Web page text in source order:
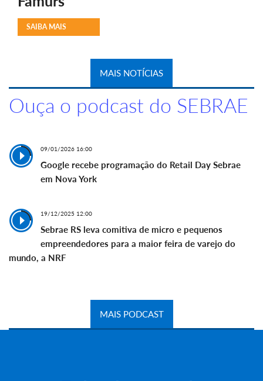
SAIBA MAIS
MAIS NOTÍCIAS
Ouça o podcast do SEBRAE
09/01/2026 16:00
Google recebe programação do Retail Day Sebrae
em Nova York
19/12/2025 12:00
Sebrae RS leva comitiva de micro e pequenos
empreendedores para a maior feira de varejo do
mundo, a NRF
MAIS PODCAST